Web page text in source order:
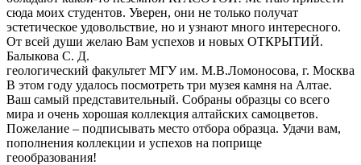
сюда моих студентов. Уверен, они не только получат
эстетическое удовольствие, но и узнают много интересного.
От всей души желаю Вам успехов и новых ОТКРЫТИЙ.
Балыкова С. Д.
геологический факультет МГУ им. М.В.Ломоносова, г. Москва
В этом году удалось посмотреть три музея камня на Алтае.
Ваш самый представительный. Собраны образцы со всего
мира и очень хорошая коллекция алтайских самоцветов.
Пожелание – подписывать место отбора образца. Удачи вам,
пополнения коллекции и успехов на поприще
геообразования!